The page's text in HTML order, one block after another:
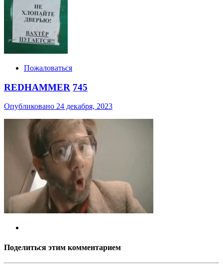
Пожаловаться
REDHAMMER 745
Опубликовано 24 декабря, 2023
Поделиться этим комментарием